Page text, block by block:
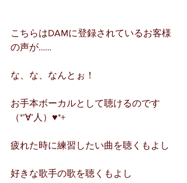
こちらはDAMに登録されているお客様
の声が……
な、な、なんとぉ！
お手本ボーカルとして聴けるのです
（*’∀’人）♥*+
疲れた時に練習したい曲を聴くもよし
好きな歌手の歌を聴くもよし